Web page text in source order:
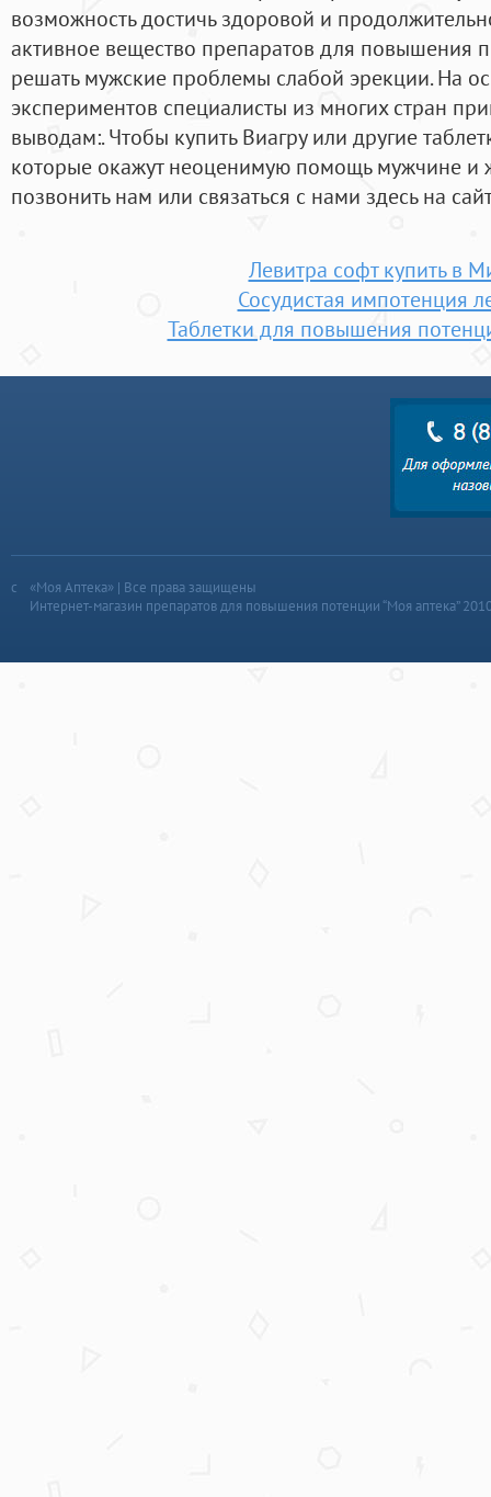
возможность достичь здоровой и
активное вещество препаратов для повышения
решать мужские проблемы слабой эрекции. На
экспериментов специалисты из многих стран
выводам:. Чтобы купить Виагру или другие
которые окажут неоценимую помощь мужчине
позвонить нам или связаться с нами здесь на
Левитра софт купить в
Сосудистая импотенция
Таблетки для повышения
«Моя Аптека» | Все права защищены
Интернет-магазин препаратов для повышения потенции “Моя аптека”